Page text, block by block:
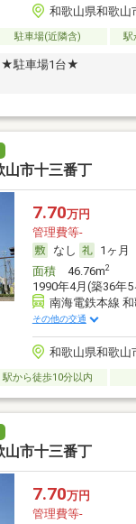
和歌山県和歌山
駐車場(近隣含) 駅
★駐車場1台★
山市十三番丁
7.70万円
管理費等-
なし
1ヶ月
面積46.76m2
1990年4月(築36年
南海電鉄本線
その他の交通
和歌山県和歌山
駅から徒歩10分以内
山市十三番丁
7.70万円
管理費等-